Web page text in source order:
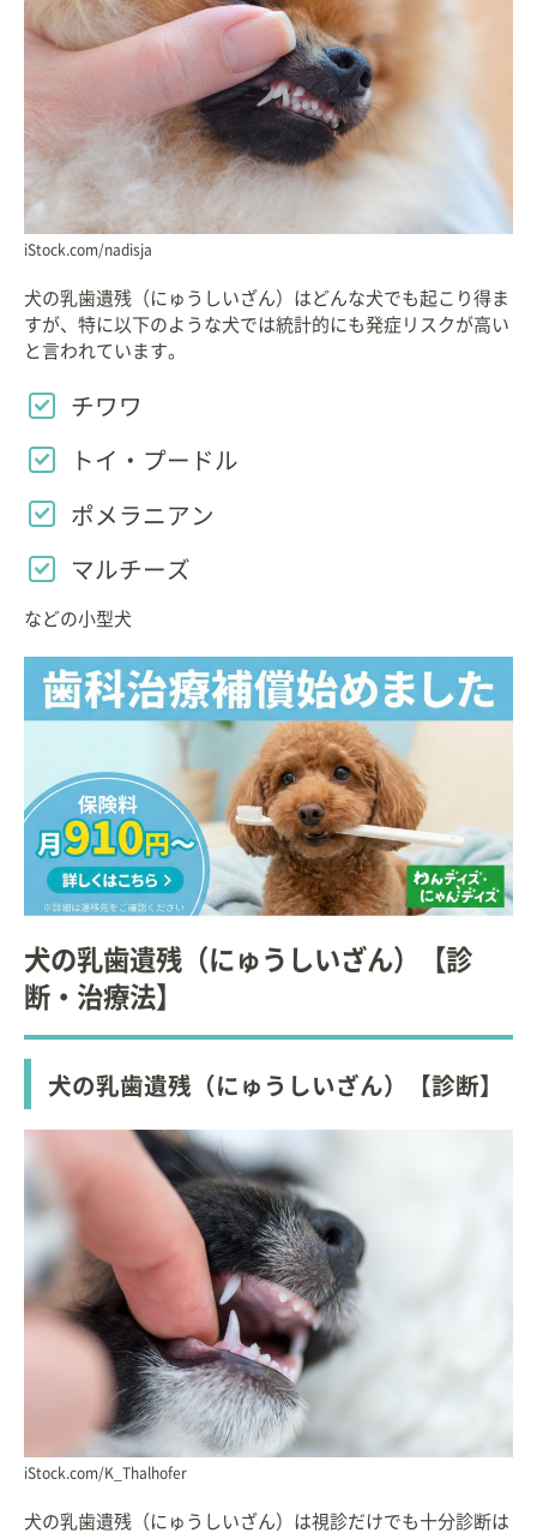
iStock.com/nadisja
犬の乳歯遺残（にゅうしいざん）はどんな犬でも起こり得ま
すが、特に以下のような犬では統計的にも発症リスクが高い
と言われています。
チワワ
トイ・プードル
ポメラニアン
マルチーズ
などの小型犬
犬の乳歯遺残（にゅうしいざん）【診
断・治療法】
犬の乳歯遺残（にゅうしいざん）【診断】
iStock.com/K_Thalhofer
犬の乳歯遺残（にゅうしいざん）は視診だけでも十分診断は